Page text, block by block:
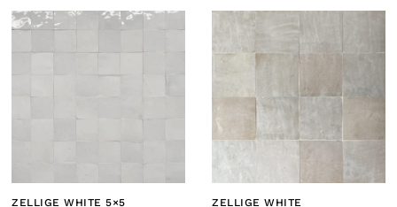
ZELLIGE WHITE 5×5
ZELLIGE WHITE